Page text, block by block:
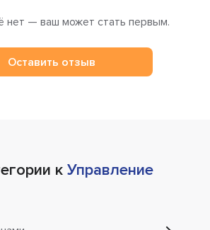
нет — ваш может стать первым.
Оставить отзыв
к Управление